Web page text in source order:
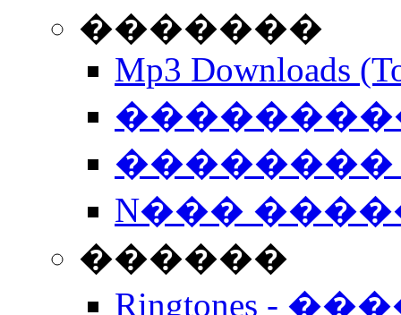
�������
Mp3 Downloads
��������
N���
������
Ringtones -